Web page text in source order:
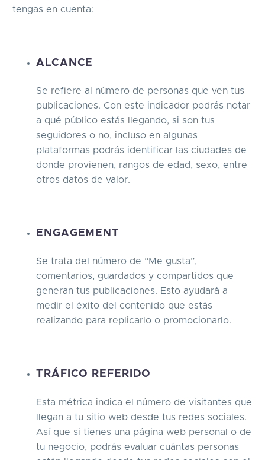
tengas en cuenta:
ALCANCE
Se refiere al número de personas que ven tus
publicaciones. Con este indicador podrás notar
a qué público estás llegando, si son tus
seguidores o no, incluso en algunas
plataformas podrás identificar las ciudades de
donde provienen, rangos de edad, sexo, entre
otros datos de valor.
ENGAGEMENT
Se trata del número de “Me gusta”,
comentarios, guardados y compartidos que
generan tus publicaciones. Esto ayudará a
medir el éxito del contenido que estás
realizando para replicarlo o promocionarlo.
TRÁFICO REFERIDO
Esta métrica indica el número de visitantes que
llegan a tu sitio web desde tus redes sociales.
Así que si tienes una página web personal o de
tu negocio, podrás evaluar cuántas personas